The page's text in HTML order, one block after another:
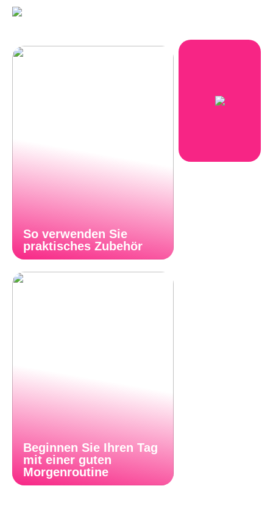
So verwenden Sie
praktisches Zubehör
Beginnen Sie Ihren Tag
mit einer guten
Morgenroutine